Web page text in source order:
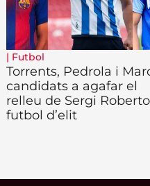
| Futbol
Torrents, Pedrola i
candidats a agafar el
relleu de Sergi
futbol d’elit